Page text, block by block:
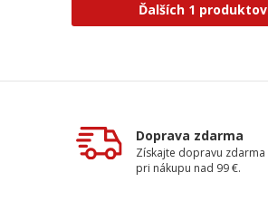
Ďalších 1 produktov
Doprava zdarma
Získajte dopravu zdarma
pri nákupu nad 99 €.